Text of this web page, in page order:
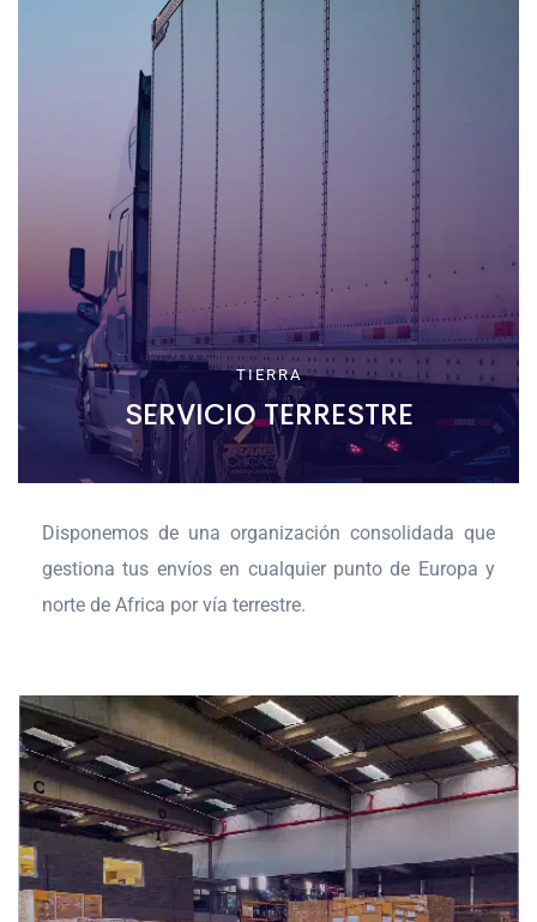
TIERRA
SERVICIO TERRESTRE
Disponemos de una organización consolidada que
gestiona tus envíos en cualquier punto de Europa y
norte de Africa por vía terrestre.